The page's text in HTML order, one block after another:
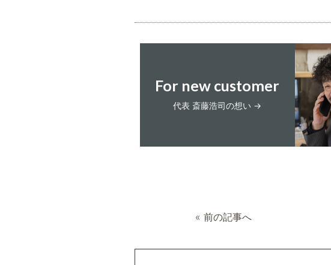
For new customer
代表 斎藤浩司の想い →
« 前の記事へ